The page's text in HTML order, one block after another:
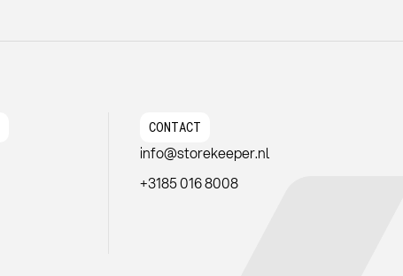
CONTACT
info@storekeeper.nl
+3185 016 8008